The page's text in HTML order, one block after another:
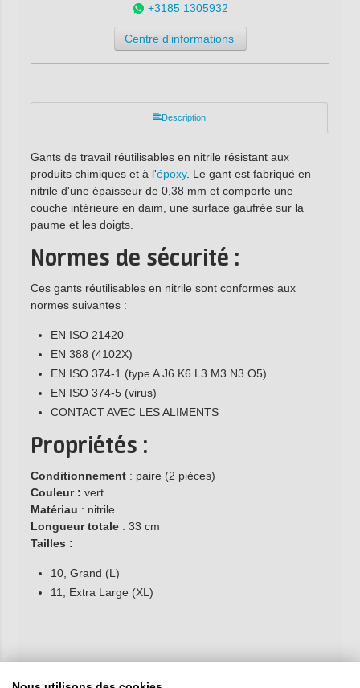
+3185 1305932
Centre d'informations
Description
Gants de travail réutilisables en nitrile résistant aux
produits chimiques et à l'époxy. Le gant est fabriqué en
nitrile d'une épaisseur de 0,38 mm et comporte une
couche intérieure en daim, une surface gaufrée sur la
paume et les doigts.
Normes de sécurité :
Ces gants réutilisables en nitrile sont conformes aux
normes suivantes :
EN ISO 21420
EN 388 (4102X)
EN ISO 374-1 (type A J6 K6 L3 M3 N3 O5)
EN ISO 374-5 (virus)
CONTACT AVEC LES ALIMENTS
Propriétés :
Conditionnement : paire (2 pièces)
Couleur : vert
Matériau : nitrile
Longueur totale : 33 cm
Tailles :
10, Grand (L)
11, Extra Large (XL)